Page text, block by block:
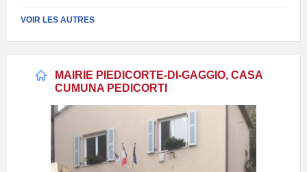
fichier:
fichier:
VOIR LES AUTRES
MAIRIE PIEDICORTE-DI-GAGGIO, CASA
CUMUNA PEDICORTI